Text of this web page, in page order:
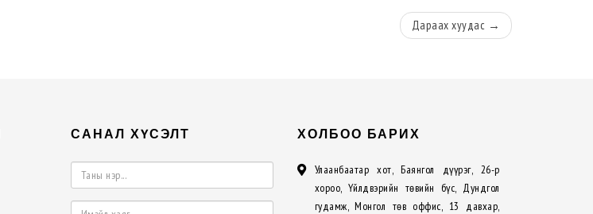
Дараах хуудас →
САНАЛ ХҮСЭЛТ ХОЛБОО БАРИХ
Улаанбаатар хот, Баянгол дүүрэг, 26-р
хороо, Үйлдвэрийн төвийн бүс, Дундгол
гудамж, Монгол төв оффис, 13 давхар,